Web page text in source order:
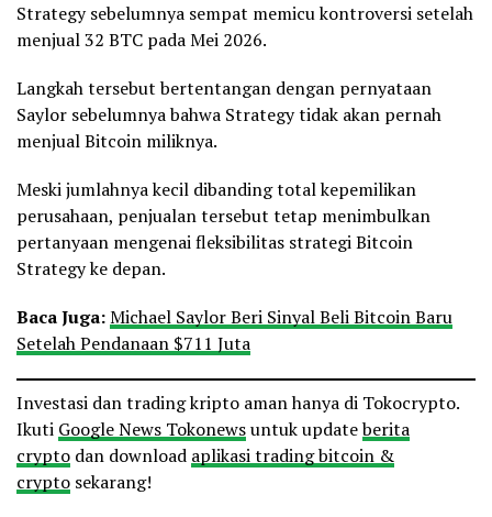
Strategy sebelumnya sempat memicu kontroversi setelah
menjual 32 BTC pada Mei 2026.
Langkah tersebut bertentangan dengan pernyataan
Saylor sebelumnya bahwa Strategy tidak akan pernah
menjual Bitcoin miliknya.
Meski jumlahnya kecil dibanding total kepemilikan
perusahaan, penjualan tersebut tetap menimbulkan
pertanyaan mengenai fleksibilitas strategi Bitcoin
Strategy ke depan.
Baca Juga:Michael Saylor Beri Sinyal Beli Bitcoin Baru
Setelah Pendanaan $711 Juta
Investasi dan trading kripto aman hanya di Tokocrypto.
Ikuti Google News Tokonewsuntuk updateberita
crypto dan download aplikasi trading bitcoin &
crypto sekarang!